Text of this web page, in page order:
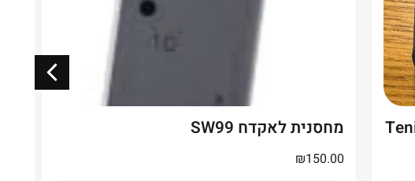
מחסנית לאקדח SW99
₪150.00